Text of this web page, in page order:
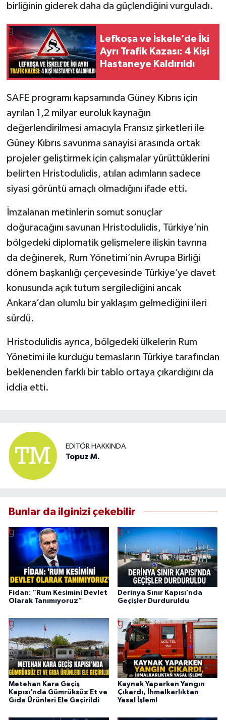
birliğinin giderek daha da güçlendiğini vurguladı.
Lefkoşa ve İskele’de İki
Ayrı Trafik Kazası: 4 Kişi
Hastaneye Kaldırıldı
SAFE programı kapsamında Güney Kıbrıs için
ayrılan 1,2 milyar euroluk kaynağın
değerlendirilmesi amacıyla Fransız şirketleri ile
Güney Kıbrıs savunma sanayisi arasında ortak
projeler geliştirmek için çalışmalar yürüttüklerini
belirten Hristodulidis, atılan adımların sadece
siyasi görüntü amaçlı olmadığını ifade etti.
İmzalanan metinlerin somut sonuçlar
doğuracağını savunan Hristodulidis, Türkiye’nin
bölgedeki diplomatik gelişmelere ilişkin tavrına
da değinerek, Rum Yönetimi’nin Avrupa Birliği
dönem başkanlığı çerçevesinde Türkiye’ye davet
konusunda açık tutum sergilediğini ancak
Ankara’dan olumlu bir yaklaşım gelmediğini ileri
sürdü.
Hristodulidis ayrıca, bölgedeki ülkelerin Rum
Yönetimi ile kurduğu temasların Türkiye tarafından
beklenenden farklı bir tablo ortaya çıkardığını da
iddia etti.
EDITÖR HAKKINDA
Topuz M.
Bunlar da ilginizi çekebilir
Fidan: “Rum Kesimini Devlet
Olarak Tanımıyoruz”
Derinya Sınır Kapısı’nda
Geçişler Durduruldu
Metehan Kara Geçiş
Kapısı’nda Gümrüksüz Et ve
Gıda Ürünleri Ele Geçirildi
Kaynak Yaparken Yangın
Çıkardı, İhmalkarlıktan
Yasal İşlem!